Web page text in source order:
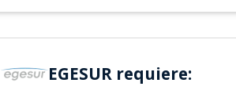
EGESUR requiere: